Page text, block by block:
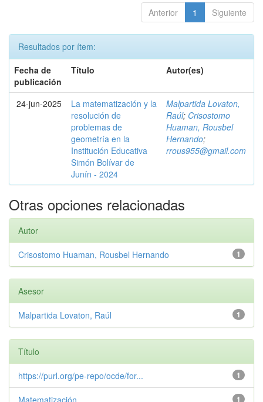
Anterior 1 Siguiente
Resultados por ítem:
Fecha de
publicación
Título Autor(es)
24-jun-2025
La matematización y la
resolución de
problemas de
geometría en la
Institución Educativa
Simón Bolívar de
Junín - 2024
Malpartida Lovaton,
Raúl; Crisostomo
Huaman, Rousbel
Hernando;
rrous955@gmail.com
Otras opciones relacionadas
Autor
1
Crisostomo Huaman, Rousbel Hernando
Asesor
1
Malpartida Lovaton, Raúl
Título
1
https://purl.org/pe-repo/ocde/for...
1
Matematización